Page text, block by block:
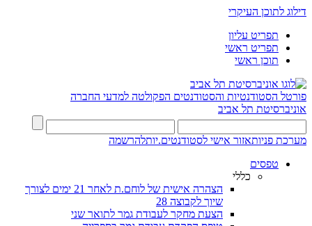
דילוג לתוכן העיקרי
תפריט עליון
תפריט ראשי
תוכן ראשי
פורטל הסטודנטיות והסטודנטים הפקולטה למדעי החברה
אוניברסיטת תל אביב
מערכת פניותאזור אישי לסטודנטים.יותלהרשמה
טפסים
כללי
הצהרה אישית של לוחם.ת לאחר 21 ימים לצורך
שיוך לקבוצה 28
הצעת מחקר לעבודת גמר לתואר שני